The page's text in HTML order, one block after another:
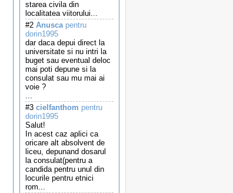
starea civila din
localitatea viitorului...
#2 Anuscapentru
dorin1995
dar daca depui direct la
universitate si nu intri la
buget sau eventual deloc
mai poti depune si la
consulat sau mu mai ai
voie ?
...
#3 cielfanthom pentru
dorin1995
Salut!
In acest caz aplici ca
oricare alt absolvent de
liceu, depunand dosarul
la consulat(pentru a
candida pentru unul din
locurile pentru etnici
rom...